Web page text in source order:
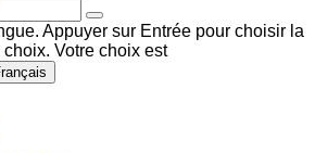
Appuyer sur Entrée pour choisir la
choix. Votre choix est